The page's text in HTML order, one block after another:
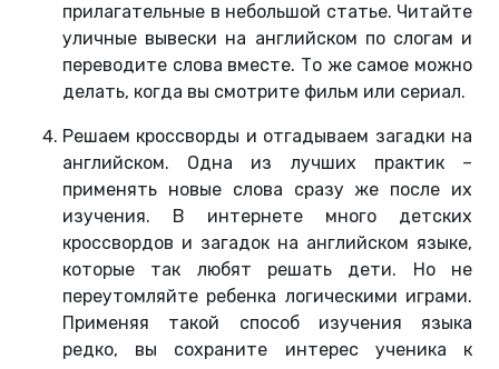
прилагательные в небольшой статье. Читайте
уличные вывески на английском по слогам и
переводите слова вместе. То же самое можно
делать, когда вы смотрите фильм или сериал.
Решаем кроссворды и отгадываем загадки на
английском. Одна из лучших практик –
применять новые слова сразу же после их
изучения. В интернете много детских
кроссвордов и загадок на английском языке,
которые так любят решать дети. Но не
переутомляйте ребенка логическими играми.
Применяя такой способ изучения языка
редко, вы сохраните интерес ученика к